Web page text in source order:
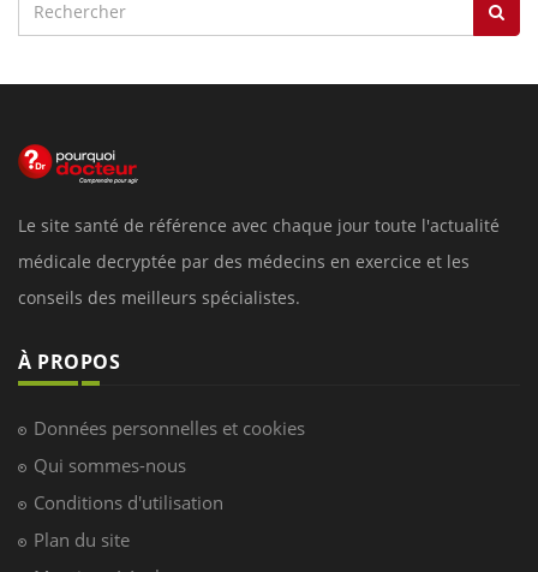
Le site santé de référence avec chaque jour toute l'actualité
médicale decryptée par des médecins en exercice et les
conseils des meilleurs spécialistes.
À PROPOS
Données personnelles et cookies
Qui sommes-nous
Conditions d'utilisation
Plan du site